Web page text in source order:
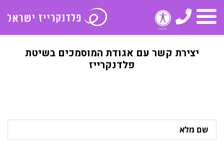
תפריט
טלפון
יצירת קשר עם אגודת המוסמכים בשיטת
פלדנקרייז
מלא